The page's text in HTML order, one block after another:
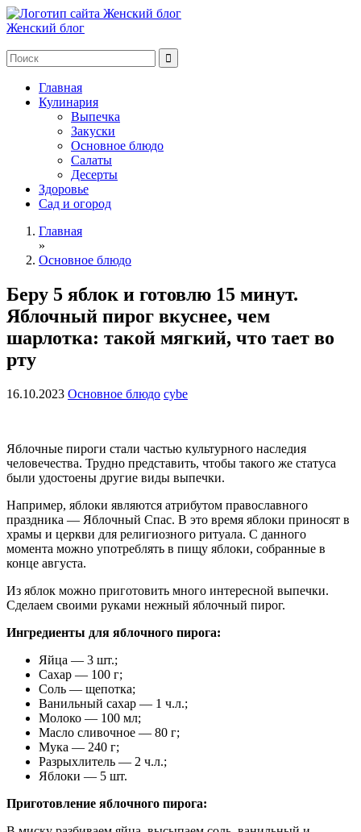
Женский блог
Главная
Кулинария
Выпечка
Закуски
Основное блюдо
Салаты
Десерты
Здоровье
Сад и огород
Главная
»
Основное блюдо
Беру 5 яблок и готовлю 15 минут.
Яблочный пирог вкуснее, чем
шарлотка: такой мягкий, что тает во
рту
16.10.2023 Основное блюдо cybe
Яблочные пироги стали частью культурного наследия
человечества. Трудно представить, чтобы такого же статуса
были удостоены другие виды выпечки.
Например, яблоки являются атрибутом православного
праздника — Яблочный Спас. В это время яблоки приносят в
храмы и церкви для религиозного ритуала. С данного
момента можно употреблять в пищу яблоки, собранные в
конце августа.
Из яблок можно приготовить много интересной выпечки.
Сделаем своими руками нежный яблочный пирог.
Ингредиенты для яблочного пирога:
Яйца — 3 шт.;
Сахар — 100 г;
Соль — щепотка;
Ванильный сахар — 1 ч.л.;
Молоко — 100 мл;
Масло сливочное — 80 г;
Мука — 240 г;
Разрыхлитель — 2 ч.л.;
Яблоки — 5 шт.
Приготовление яблочного пирога: